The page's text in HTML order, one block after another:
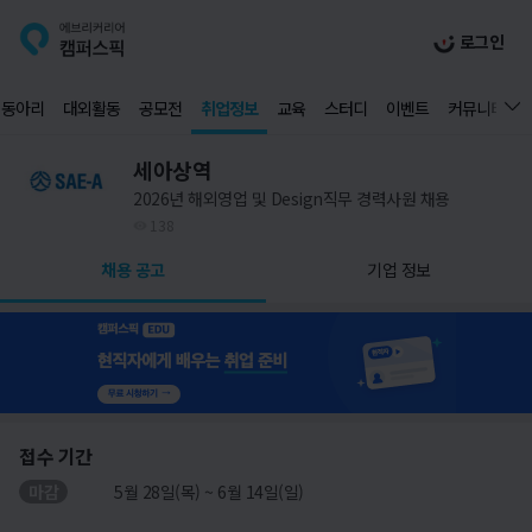
로그인
동아리 대외활동 공모전 취업정보 교육 스터디 이벤트 커뮤니티
세아상역
2026년 해외영업 및 Design직무 경력사원 채용
채용 공고 기업 정보
접수 기간
5월 28일(목) ~ 6월 14일(일)